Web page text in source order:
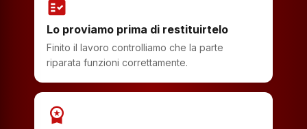
fact_check
Lo proviamo prima di restituirtelo
Finito il lavoro controlliamo che la parte
riparata funzioni correttamente.
workspace_premium